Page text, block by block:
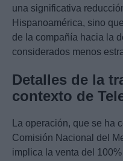
una significativa
Hispanoamérica, sino
de la compañía hacia la
considerados menos
Detalles de la
contexto de
La operación, que se ha
Comisión Nacional del
implica la venta del